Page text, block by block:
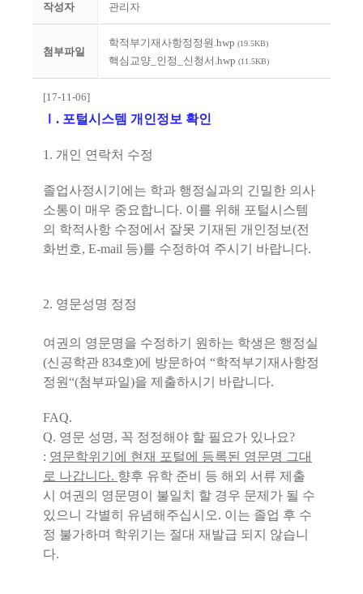
작성자 관리자
첨부파일
학적부기재사항정정원.hwp (19.5KB)
핵심교양_인정_신청서.hwp (11.5KB)
[17-11-06]
. 포털시스템 개인정보 확인
1. 개인 연락처 수정
졸업사정시기에는 학과 행정실과의 긴밀한 의사
소통이 매우 중요합니다. 이를 위해 포털시스템
의 학적사항 수정에서 잘못 기재된 개인정보(전
화번호, E-mail 등)를 수정하여 주시기 바랍니다.
2. 영문성명 정정
여권의 영문명을 수정하기 원하는 학생은 행정실
(신공학관 834호)에 방문하여 “학적부기재사항정
정원“(첨부파일)을 제출하시기 바랍니다.
FAQ.
Q. 영문 성명, 꼭 정정해야 할 필요가 있나요?
: 영문학위기에 현재 포털에 등록된 영문명 그대
로 나갑니다. 향후 유학 준비 등 해외 서류 제출
시 여권의 영문명이 불일치 할 경우 문제가 될 수
있으니 각별히 유념해주십시오. 이는 졸업 후 수
정 불가하며 학위기는 절대 재발급 되지 않습니
다.